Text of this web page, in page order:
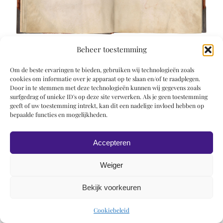
Beheer toestemming
Om de beste ervaringen te bieden, gebruiken wij technologieën zoals
cookies om informatie over je apparaat op te slaan en/of te raadplegen.
Door in te stemmen met deze technologieën kunnen wij gegevens zoals
surfgedrag of unieke ID's op deze site verwerken. Als je geen toestemming
geeft of uw toestemming intrekt, kan dit een nadelige invloed hebben op
bepaalde functies en mogelijkheden.
Accepteren
Weiger
Bekijk voorkeuren
Cookiebeleid
© 2019 Roel Wiechers | Powered byROCK Design